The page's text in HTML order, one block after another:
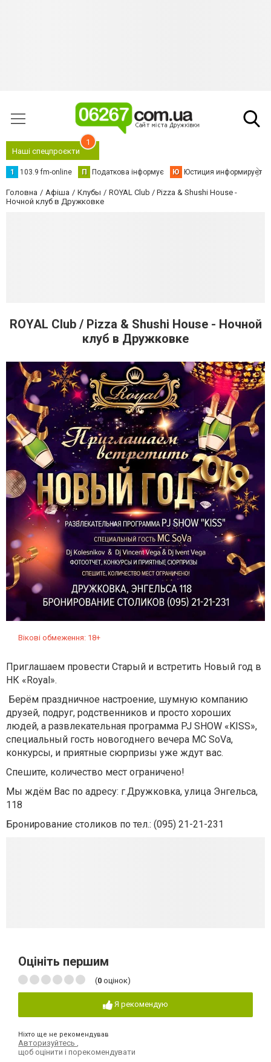
Наші спецпроєкти
1
1 103.9 fm-online П Податкова інформує Ю Юстиция информирует
Головна Афіша Клубы
ROYAL Club / Pizza & Shushi House -
Ночной клуб в Дружковке
ROYAL Club / Pizza & Shushi House - Ночной
клуб в Дружковке
Вікові обмеження: 18+
Приглашаем провести Старый и встретить Новый год в
НК «Royal».
Берём праздничное настроение, шумную компанию
друзей, подруг, родственников и просто хороших
людей, а развлекательная программа PJ SHOW «KISS»,
специальный гость новогоднего вечера MC SoVa,
конкурсы, и приятные сюрпризы уже ждут вас.
Спешите, количество мест ограничено!
Мы ждём Вас по адресу: г.Дружковка, улица Энгельса,
118
Бронирование столиков по тел.: (095) 21-21-231
Оцініть першим
(0 оцінок)
Я рекомендую
Ніхто ще не рекомендував
Авторизуйтесь
щоб оцінити і порекомендувати